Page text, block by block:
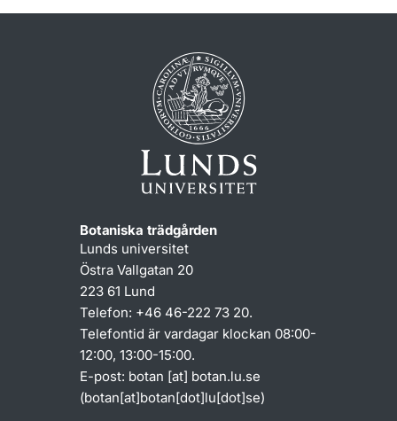
Botaniska trädgården
Lunds universitet
Östra Vallgatan 20
223 61 Lund
Telefon: +46 46-222 73 20.
Telefontid är vardagar klockan 08:00-
12:00, 13:00-15:00.
E-post: botan [at] botan.lu.se
(botan[at]botan[dot]lu[dot]se)